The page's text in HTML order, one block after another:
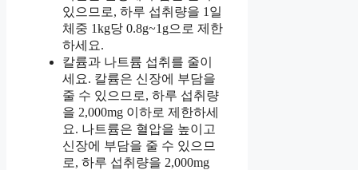
있으므로, 하루 섭취량을 1일
체중 1kg당 0.8g~1g으로 제한
하세요.
칼륨과 나트륨 섭취를 줄이
세요. 칼륨은 신장에 부담을
줄 수 있으므로, 하루 섭취량
을 2,000mg 이하로 제한하세
요. 나트륨은 혈압을 높이고
신장에 부담을 줄 수 있으므
로, 하루 섭취량을 2,000mg